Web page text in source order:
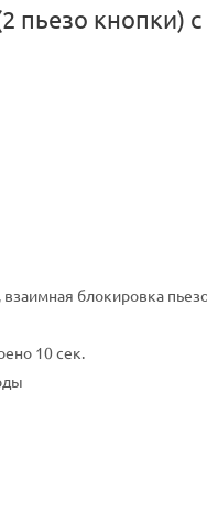
пьезо кнопки)
блокировка
10 сек.